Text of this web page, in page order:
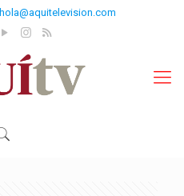
hola@aquitelevision.com